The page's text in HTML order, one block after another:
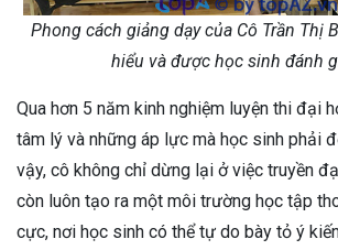
Phong cách giảng dạy của Cô Trần Thị
hiểu và được học sinh đánh
Qua hơn 5 năm kinh nghiệm luyện thi đại
tâm lý và những áp lực mà học sinh phải
vậy, cô không chỉ dừng lại ở việc truyền
còn luôn tạo ra một môi trường học tập
cực, nơi học sinh có thể tự do bày tỏ ý